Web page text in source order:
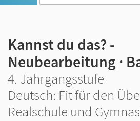
Kannst du das? -
Neubearbeitung ·
4. Jahrgangsstufe
Deutsch: Fit für den
Realschule und